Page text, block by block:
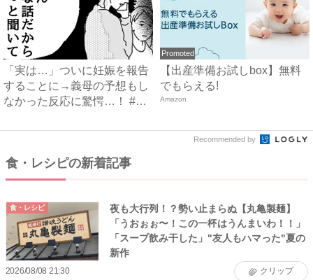
「実は…」ついに妊娠を報告
することに→義母の予想もし
なかった反応に驚愕…！ #
Promoted
【出産準備お試しbox】無料
でもらえる!
Amazon
Recommended by
食・レシピの新着記事
食・レシピ
夜も大行列！？勢い止まらぬ【丸亀製麺】
「うおぉぉ〜！この一杯はうんまいわ！！」
「スープ飲み干した」"友人もハマった"夏の
新作
2026/08/08 21:30 クリップ